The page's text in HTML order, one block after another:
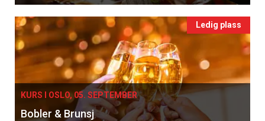
Ledig plass
KURS I OSLO, 05. SEPTEMBER
Bobler & Brunsj